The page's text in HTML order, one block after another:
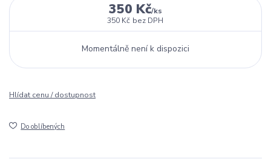
350 Kč/ks
350 Kč bez DPH
Momentálně není k dispozici
Hlídat cenu / dostupnost
Do oblíbených